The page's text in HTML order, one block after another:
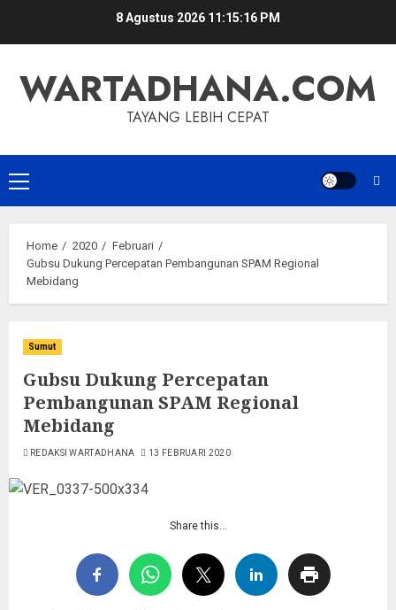
8 Agustus 2026 11:15:17 PM
WARTADHANA.COM
TAYANG LEBIH CEPAT
Primary
Menu
Home 2020
Februari
Gubsu Dukung Percepatan Pembangunan SPAM Regional
Mebidang
Sumut
Gubsu Dukung Percepatan
Pembangunan SPAM Regional
Mebidang
REDAKSI WARTADHANA 13 FEBRUARI 2020
Share this…